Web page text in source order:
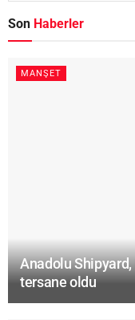
Son Haberler
MANŞET
Anadolu Shipyard,
tersane oldu